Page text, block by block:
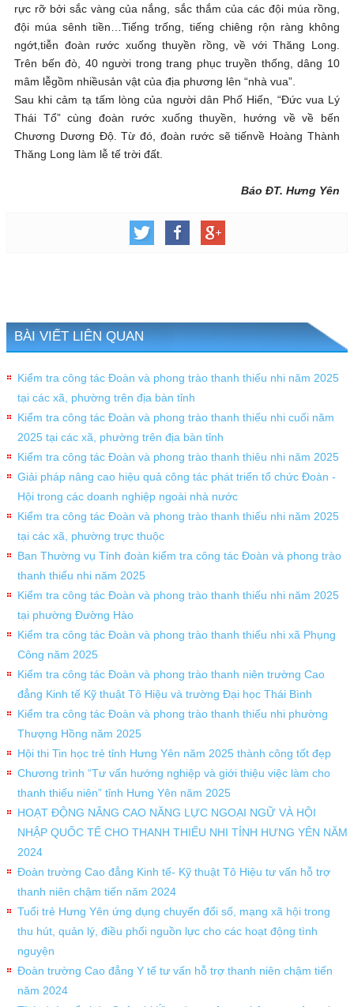
rực rỡ bởi sắc vàng của nắng, sắc thắm của các đội múa rồng,
đội múa sênh tiền…Tiếng trống, tiếng chiêng rộn ràng không
ngớt,tiễn đoàn rước xuống thuyền rồng, về với Thăng Long.
Trên bến đò, 40 người trong trang phục truyền thống, dâng 10
mâm lễgồm nhiềusản vật của địa phương lên “nhà vua”.
Sau khi cảm tạ tấm lòng của người dân Phố Hiến, “Đức vua Lý
Thái Tổ” cùng đoàn rước xuống thuyền, hướng về về bến
Chương Dương Độ. Từ đó, đoàn rước sẽ tiếnvề Hoàng Thành
Thăng Long làm lễ tế trời đất.
Báo ĐT. Hưng Yên
BÀI VIẾT LIÊN QUAN
Kiểm tra công tác Đoàn và phong trào thanh thiếu nhi năm 2025
tại các xã, phường trên địa bàn tỉnh
Kiểm tra công tác Đoàn và phong trào thanh thiếu nhi cuối năm
2025 tại các xã, phường trên địa bàn tỉnh
Kiểm tra công tác Đoàn và phong trào thanh thiêu nhi năm 2025
Giải pháp nâng cao hiệu quả công tác phát triển tổ chức Đoàn -
Hội trong các doanh nghiệp ngoài nhà nước
Kiểm tra công tác Đoàn và phong trào thanh thiếu nhi năm 2025
tại các xã, phường trực thuộc
Ban Thường vụ Tỉnh đoàn kiểm tra công tác Đoàn và phong trào
thanh thiếu nhi năm 2025
Kiểm tra công tác Đoàn và phong trào thanh thiếu nhi năm 2025
tại phường Đường Hào
Kiểm tra công tác Đoàn và phong trào thanh thiếu nhi xã Phụng
Công năm 2025
Kiểm tra công tác Đoàn và phong trào thanh niên trường Cao
đẳng Kinh tế Kỹ thuật Tô Hiệu và trường Đại học Thái Bình
Kiểm tra công tác Đoàn và phong trào thanh thiếu nhi phường
Thượng Hồng năm 2025
Hội thi Tin học trẻ tỉnh Hưng Yên năm 2025 thành công tốt đẹp
Chương trình “Tư vấn hướng nghiệp và giới thiệu việc làm cho
thanh thiếu niên” tỉnh Hưng Yên năm 2025
HOẠT ĐỘNG NÂNG CAO NĂNG LỰC NGOẠI NGỮ VÀ HỘI
NHẬP QUỐC TẾ CHO THANH THIẾU NHI TỈNH HƯNG YÊN NĂM
2024
Đoàn trường Cao đẳng Kinh tế- Kỹ thuật Tô Hiệu tư vấn hỗ trợ
thanh niên chậm tiến năm 2024
Tuổi trẻ Hưng Yên ứng dụng chuyển đổi số, mạng xã hội trong
thu hút, quản lý, điều phối nguồn lực cho các hoạt động tình
nguyện
Đoàn trường Cao đẳng Y tế tư vấn hỗ trợ thanh niên chậm tiến
năm 2024